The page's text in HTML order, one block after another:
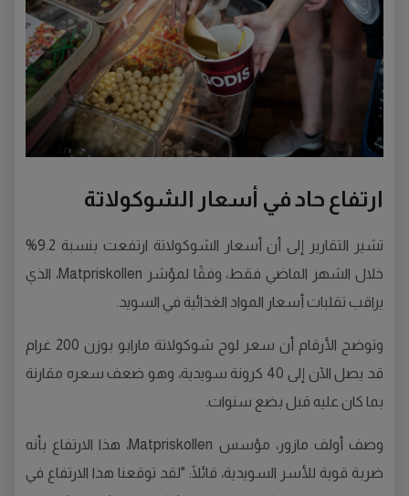
ارتفاع حاد في أسعار الشوكولاتة
تشير التقارير إلى أن أسعار الشوكولاتة ارتفعت بنسبة 9.2%
خلال الشهر الماضي فقط، وفقًا لمؤشر Matpriskollen، الذي
يراقب تقلبات أسعار المواد الغذائية في السويد.
وتوضح الأرقام أن سعر لوح شوكولاتة مارابو بوزن 200 غرام
قد يصل الآن إلى 40 كرونة سويدية، وهو ضعف سعره مقارنة
بما كان عليه قبل بضع سنوات.
وصف أولف مازور، مؤسس Matpriskollen، هذا الارتفاع بأنه
ضربة قوية للأسر السويدية، قائلًا: "لقد توقعنا هذا الارتفاع في